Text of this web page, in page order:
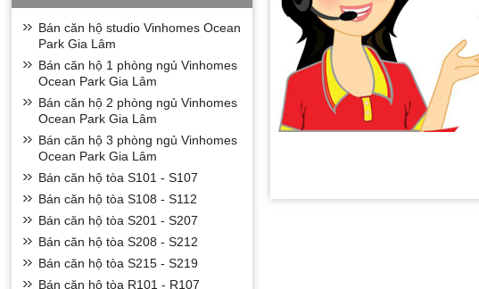
Bán căn hộ studio Vinhomes Ocean
Park Gia Lâm
Bán căn hộ 1 phòng ngủ Vinhomes
Ocean Park Gia Lâm
Bán căn hộ 2 phòng ngủ Vinhomes
Ocean Park Gia Lâm
Bán căn hộ 3 phòng ngủ Vinhomes
Ocean Park Gia Lâm
Bán căn hộ tòa S101 - S107
Bán căn hộ tòa S108 - S112
Bán căn hộ tòa S201 - S207
Bán căn hộ tòa S208 - S212
Bán căn hộ tòa S215 - S219
Bán căn hộ tòa R101 - R107